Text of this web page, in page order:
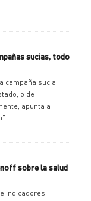
sucias, todo
campaña sucia
o de
apunta a
sobre la salud
indicadores